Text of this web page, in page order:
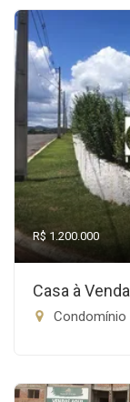
R$ 1.200.000
Casa à
Condomínio